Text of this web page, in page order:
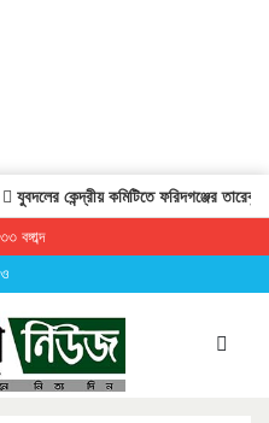
যুবদলের কেন্দ্রীয় কমিটিতে ফরিদগঞ্জের তারেকুর
বঙ্গাব্দ